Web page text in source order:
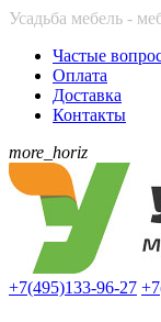
Усадьба мебель -
Частые
Оплата
Доставка
Контакты
more_horiz
+7(495)133-96-27